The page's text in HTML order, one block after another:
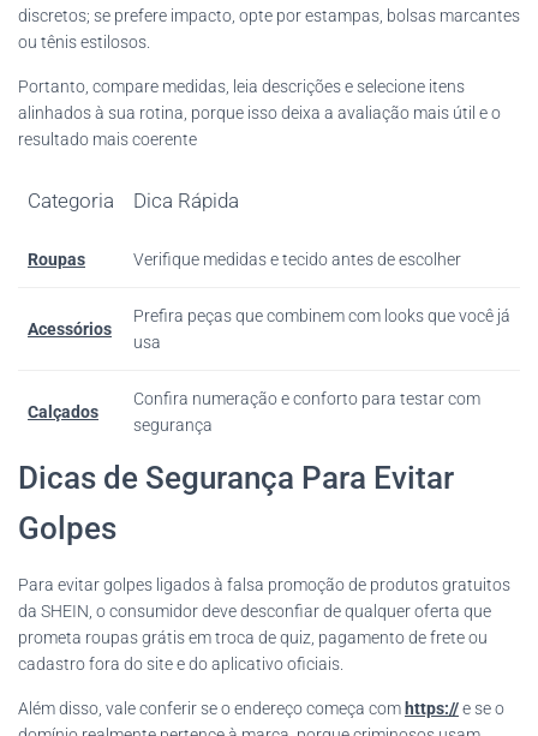
discretos; se prefere impacto, opte por estampas, bolsas marcantes
ou tênis estilosos.
Portanto, compare medidas, leia descrições e selecione itens
alinhados à sua rotina, porque isso deixa a avaliação mais útil e o
resultado mais coerente
Categoria Dica Rápida
Roupas Verifique medidas e tecido antes de escolher
Acessórios
Prefira peças que combinem com looks que você já
usa
Calçados
Confira numeração e conforto para testar com
segurança
Dicas de Segurança Para Evitar
Golpes
Para evitar golpes ligados à falsa promoção de produtos gratuitos
da SHEIN, o consumidor deve desconfiar de qualquer oferta que
prometa roupas grátis em troca de quiz, pagamento de frete ou
cadastro fora do site e do aplicativo oficiais.
Além disso, vale conferir se o endereço começa com https://e se o